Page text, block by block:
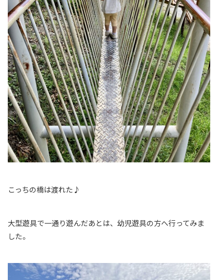
こっちの橋は渡れた♪
大型遊具で一通り遊んだあとは、幼児遊具の方へ行ってみま
した。